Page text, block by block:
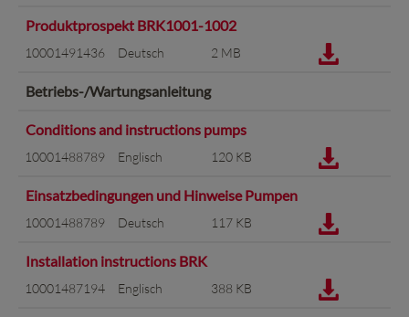
Produktprospekt BRK1001-1002
10001491436 Deutsch 2 MB
Betriebs-/Wartungsanleitung
Conditions and instructions pumps
10001488789 Englisch 120 KB
Einsatzbedingungen und Hinweise Pumpen
10001488789 Deutsch 117 KB
Installation instructions BRK
10001487194 Englisch 388 KB